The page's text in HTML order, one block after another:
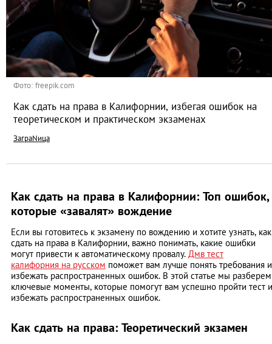
Фото: freepik.com
Как сдать на права в Калифорнии, избегая ошибок на
теоретическом и практическом экзаменах
ЗаграNица
Как сдать на права в Калифорнии: Топ ошибок,
которые «завалят» вождение
Если вы готовитесь к экзамену по вождению и хотите узнать, как
сдать на права в Калифорнии, важно понимать, какие ошибки
могут привести к автоматическому провалу. Дмв тест
калифорния на русском поможет вам лучше понять требования и
избежать распространенных ошибок. В этой статье мы разберем
ключевые моменты, которые помогут вам успешно пройти тест и
избежать распространенных ошибок.
Как сдать на права: Теоретический экзамен